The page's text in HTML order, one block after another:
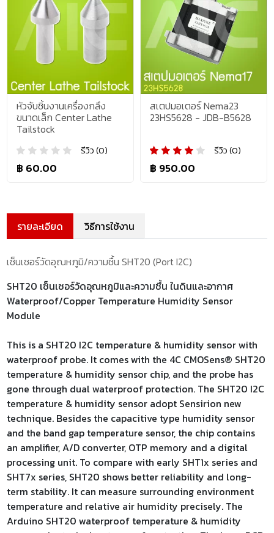
หัวจับชิ้นงานเครื่องกลึง
ขนาดเล็ก Center Lathe
Tailstock
รีวิว (0)
฿ 60.00
สเตปมอเตอร์ Nema23
23HS5628 - JDB-B5628
รีวิว (0)
฿ 950.00
รายละเอียด วิธีการใช้งาน
เซ็นเซอร์วัดอุณหภูมิ/ความชื้น SHT20 (Port I2C)
SHT20 เซ็นเซอร์วัดอุณหภูมิและความชื้น ในดินและอากาศ
Waterproof/Copper Temperature Humidity Sensor
Module
This is a SHT20 I2C temperature & humidity sensor with
waterproof probe. It comes with the 4C CMOSens® SHT20
temperature & humidity sensor chip, and the probe has
gone through dual waterproof protection. The SHT20 I2C
temperature & humidity sensor adopt Sensirion new
technique. Besides the capacitive type humidity sensor
and the band gap temperature sensor, the chip contains
an amplifier, A/D converter, OTP memory and a digital
processing unit. To compare with early SHT1x series and
SHT7x series, SHT20 shows better reliability and long-
term stability. It can measure surrounding environment
temperature and relative air humidity precisely. The
Arduino SHT20 waterproof temperature & humidity